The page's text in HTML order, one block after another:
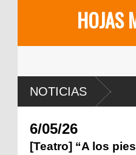
HOJAS
NOTICIAS
6/05/26
[Teatro] “A los